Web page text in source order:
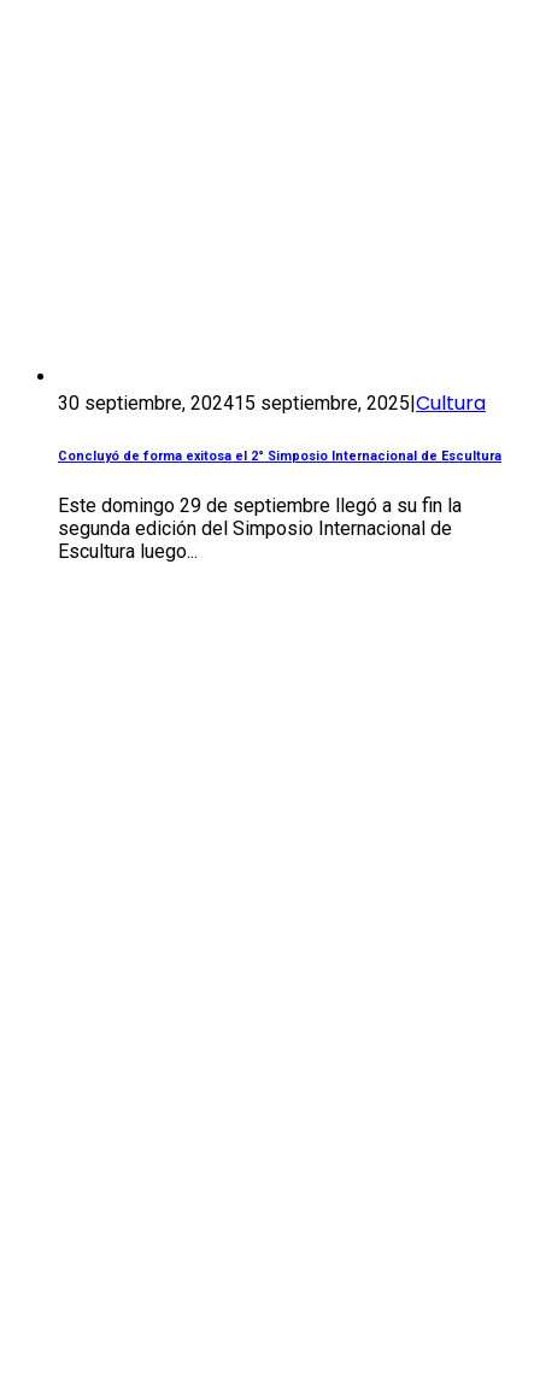
30 septiembre, 202415 septiembre, 2025|Cultura
Concluyó de forma exitosa el 2° Simposio Internacional de Escultura
Este domingo 29 de septiembre llegó a su fin la
segunda edición del Simposio Internacional de
Escultura luego...